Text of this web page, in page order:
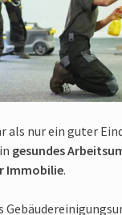
als nur ein guter
gesundes
Immobilie.